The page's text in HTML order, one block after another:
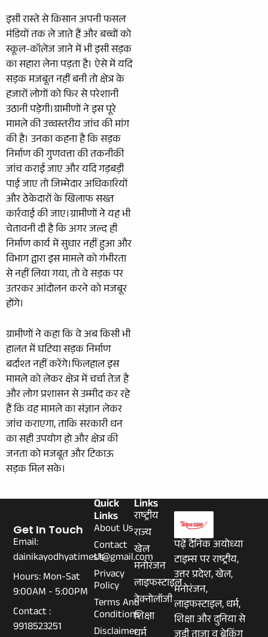
इसी रास्ते से किसान अपनी फसल
मंडियों तक ले जाते हैं और बच्चों को
स्कूल-कॉलेज जाने में भी इसी सड़क
का सहारा लेना पड़ता है। ऐसे में यदि
सड़क मजबूत नहीं बनी तो क्षेत्र के
हजारों लोगों को फिर से परेशानी
उठानी पड़ेगी।ग्रामीणों ने इस पूरे
मामले की उच्चस्तरीय जांच की मांग
की है। उनका कहना है कि सड़क
निर्माण की गुणवत्ता की तकनीकी
जांच कराई जाए और यदि गड़बड़ी
पाई जाए तो जिम्मेदार अधिकारियों
और ठेकेदारों के खिलाफ सख्त
कार्रवाई की जाए।ग्रामीणों ने यह भी
चेतावनी दी है कि अगर जल्द ही
निर्माण कार्य में सुधार नहीं हुआ और
विभाग द्वारा इस मामले को गंभीरता
से नहीं लिया गया, तो वे सड़क पर
उतरकर आंदोलन करने को मजबूर
होंगे।
ग्रामीणों ने कहा कि वे अब किसी भी
हालत में घटिया सड़क निर्माण
बर्दाश्त नहीं करेंगे।फिलहाल इस
मामले को लेकर क्षेत्र में चर्चा तेज है
और लोग प्रशासन से उम्मीद कर रहे
हैं कि वह मामले का संज्ञान लेकर
जांच कराएगा, ताकि सरकारी धन
का सही उपयोग हो और क्षेत्र की
जनता को मजबूत और टिकाऊ
सड़क मिल सके।
पढ़ें दैनिक अयोध्या
टाइम्स पर राष्ट्रीय,
उत्तर प्रदेश, खेल,
मनोरंजन,
लाइफस्टाइल, धर्म,
शिक्षा और दुनिया से
Links
राष्ट्रीय
राज्य
खेल
मनोरंजन
लाइफस्टाइल
टेक्नोलॉजी
शिक्षा
Quick
Links
About Us
Contact
Us
Privacy
Policy
Terms And
Conditions
Disclaimer
Get In Touch
Email:
dainikayodhyatimes1@gmail.com
Hours: Mon-Sat
9:00AM - 5:00PM
Contact :
9918523251